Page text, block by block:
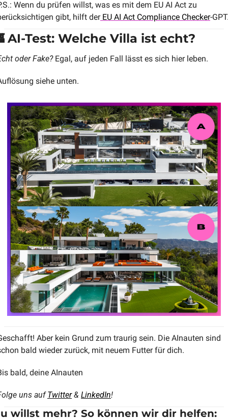
Wenn du prüfen willst, was es mit dem EU AI Act zu
gibt, hilft der EU AI Act Compliance Checker-
AI-Test: Welche Villa ist echt?
oder Fake? Egal, auf jeden Fall lässt es sich hier leben.
siehe unten.
Aber kein Grund zum traurig sein. Die AInauten sind
bald wieder zurück, mit neuem Futter für dich.
bald, deine AInauten
uns auf Twitter & LinkedIn!
willst mehr? So können wir dir helfen: